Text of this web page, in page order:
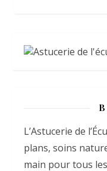
L’Astucerie de
plans, soins
main pour tous